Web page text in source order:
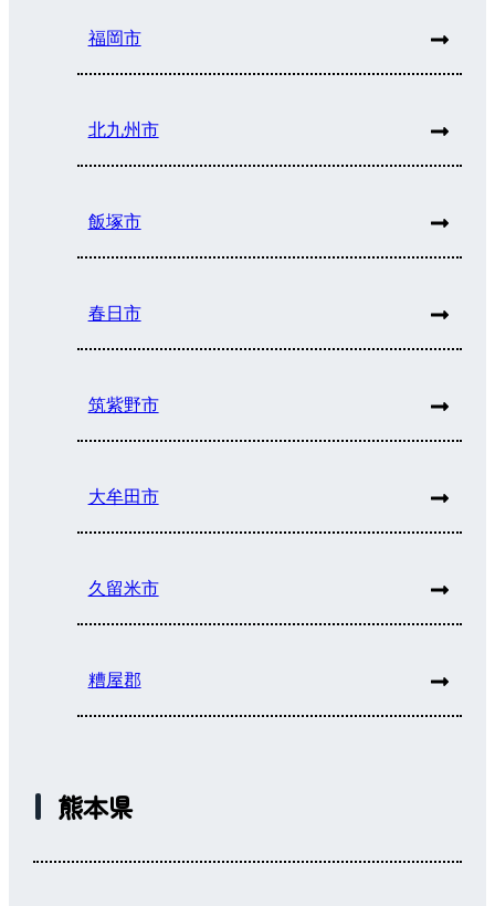
福岡市
北九州市
飯塚市
春日市
筑紫野市
大牟田市
久留米市
糟屋郡
熊本県